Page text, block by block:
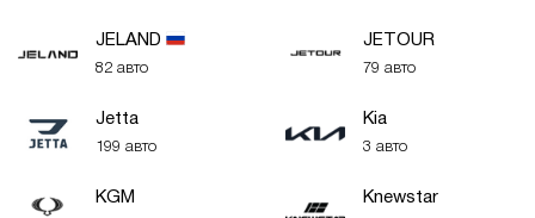
JELAND
82 авто
JETOUR
79 авто
Jetta
199 авто
Kia
3 авто
KGM Knewstar